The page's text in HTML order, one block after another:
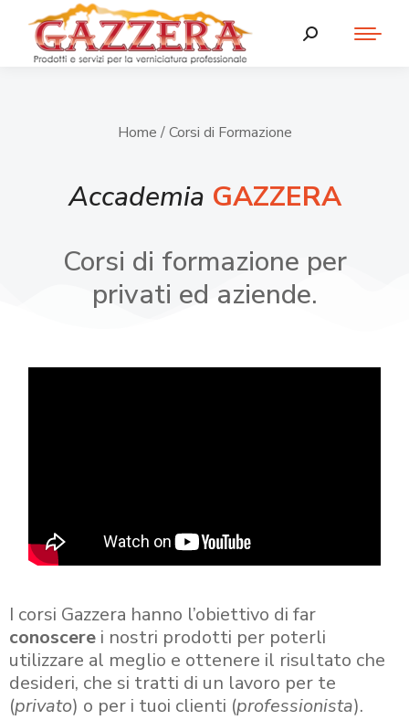
Home / Corsi di Formazione
Accademia GAZZERA
Corsi di formazione per
privati ed aziende.
I corsi Gazzera hanno l’obiettivo di far
conoscere i nostri prodotti per poterli
utilizzare al meglio e ottenere il risultato che
desideri, che si tratti di un lavoro per te
(privato) o per i tuoi clienti (professionista).